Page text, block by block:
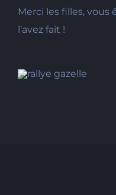
Merci les filles,
l’avez fait !